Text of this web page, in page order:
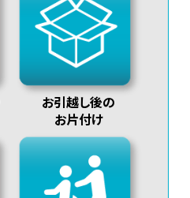
お引越し後の
お片付け